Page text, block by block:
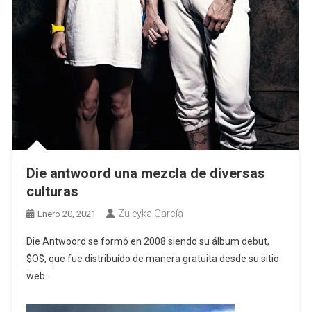
Die antwoord una mezcla de diversas
culturas
Enero 20, 2021 Zuleyka García
Die Antwoord se formó en 2008 siendo su álbum debut,
$O$, que fue distribuído de manera gratuita desde su sitio
web.